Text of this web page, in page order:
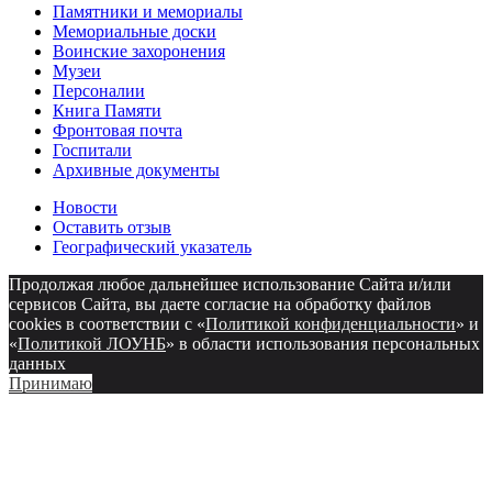
Памятники и мемориалы
Мемориальные доски
Воинские захоронения
Музеи
Персоналии
Книга Памяти
Фронтовая почта
Госпитали
Архивные документы
Новости
Оставить отзыв
Географический указатель
Продолжая любое дальнейшее использование Сайта и/или
сервисов Сайта, вы даете согласие на обработку файлов
cookies в соответствии с «Политикой конфиденциальности» и
«Политикой ЛОУНБ» в области использования персональных
данных
Принимаю